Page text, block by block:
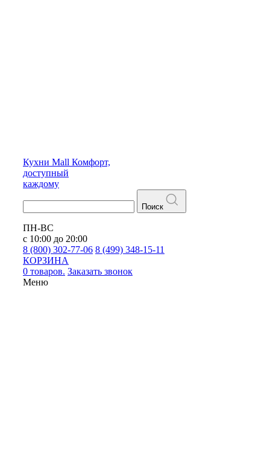
Кухни Mall Комфорт,
доступный
каждому
Поиск
ПН-ВС
с 10:00 до 20:00
8 (800) 302-77-06 8 (499) 348-15-11
КОРЗИНА
0 товаров. Заказать звонок
Меню